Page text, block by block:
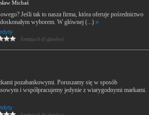
Michaś
Jeśli tak to nasza firma, która oferuje pośrednictwo
wyborem. W głównej (...) »
Średnia 0 (0 głosów)
pozabankowymi. Poruszamy się w sposób
i współpracujemy jedynie z wiarygodnymi markami.